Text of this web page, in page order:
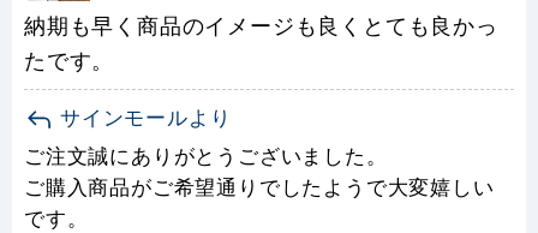
納期も早く商品のイメージも良くとても良かっ
たです。
サインモールより
ご注文誠にありがとうございました。
ご購入商品がご希望通りでしたようで大変嬉しい
です。